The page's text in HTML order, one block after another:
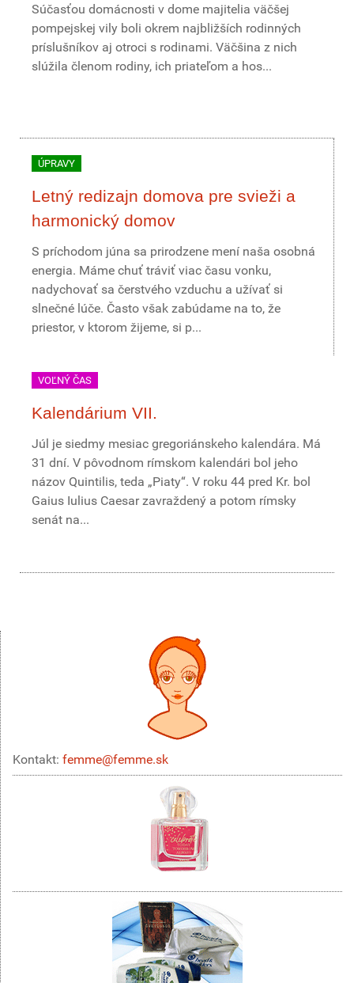
Súčasťou domácnosti v dome majitelia väčšej
pompejskej vily boli okrem najbližších rodinných
príslušníkov aj otroci s rodinami. Väčšina z nich
slúžila členom rodiny, ich priateľom a hos...
ÚPRAVY
Letný redizajn domova pre svieži a
harmonický domov
S príchodom júna sa prirodzene mení naša osobná
energia. Máme chuť tráviť viac času vonku,
nadychovať sa čerstvého vzduchu a užívať si
slnečné lúče. Často však zabúdame na to, že
priestor, v ktorom žijeme, si p...
VOĽNÝ ČAS
Kalendárium VII.
Júl je siedmy mesiac gregoriánskeho kalendára. Má
31 dní. V pôvodnom rímskom kalendári bol jeho
názov Quintilis, teda „Piaty“. V roku 44 pred Kr. bol
Gaius Iulius Caesar zavraždený a potom rímsky
senát na...
Kontakt: femme@femme.sk